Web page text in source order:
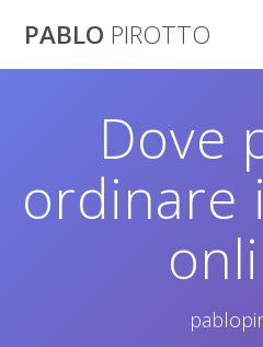
PABLO PIROTTO
Dove
ordinare